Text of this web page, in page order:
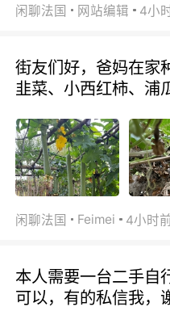
闲聊法国 网站编辑 4小
街友们好，爸妈在家
韭菜、小西红柿、浦
闲聊法国 Feimei 4小时
本人需要一台二手自
可以，有的私信我，